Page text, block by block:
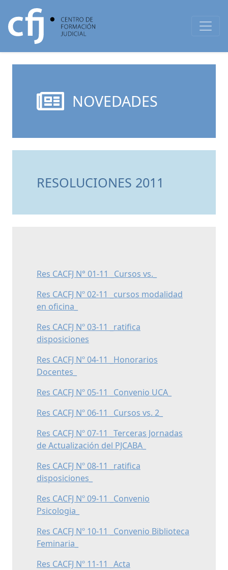
NOVEDADES
RESOLUCIONES 2011
Res CACFJ N° 01-11 _Cursos vs._
Res CACFJ Nº 02-11 _cursos modalidad
en oficina_
Res CACFJ Nº 03-11 _ratifica
disposiciones
Res CACFJ Nº 04-11 _Honorarios
Docentes_
Res CACFJ Nº 05-11 _Convenio UCA_
Res CACFJ Nº 06-11 _Cursos vs. 2_
Res CACFJ Nº 07-11 _Terceras Jornadas
de Actualización del PJCABA_
Res CACFJ Nº 08-11 _ratifica
disposiciones_
Res CACFJ Nº 09-11 _Convenio
Psicologia_
Res CACFJ Nº 10-11 _Convenio Biblioteca
Feminaria_
Res CACFJ Nº 11-11 _Acta